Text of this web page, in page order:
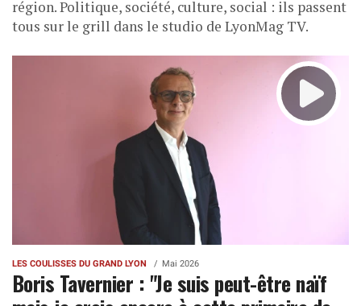
région. Politique, société, culture, social : ils passent
tous sur le grill dans le studio de LyonMag TV.
LES COULISSES DU GRAND LYON Mai 2026
Boris Tavernier : "Je suis peut-être naïf